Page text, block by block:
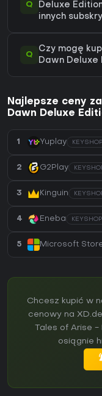
Q
Deluxe
innych
Q
Czy mogę
Dawn Deluxe
Najlepsze ceny
Dawn Deluxe
1 Yuplay KEYSHOP
2 G2Play
3 Kinguin
4 Eneba KEYSHOP
5 Microsoft
Chcesz kupić w
cenowy na
Tales of Arise -
osiągnie